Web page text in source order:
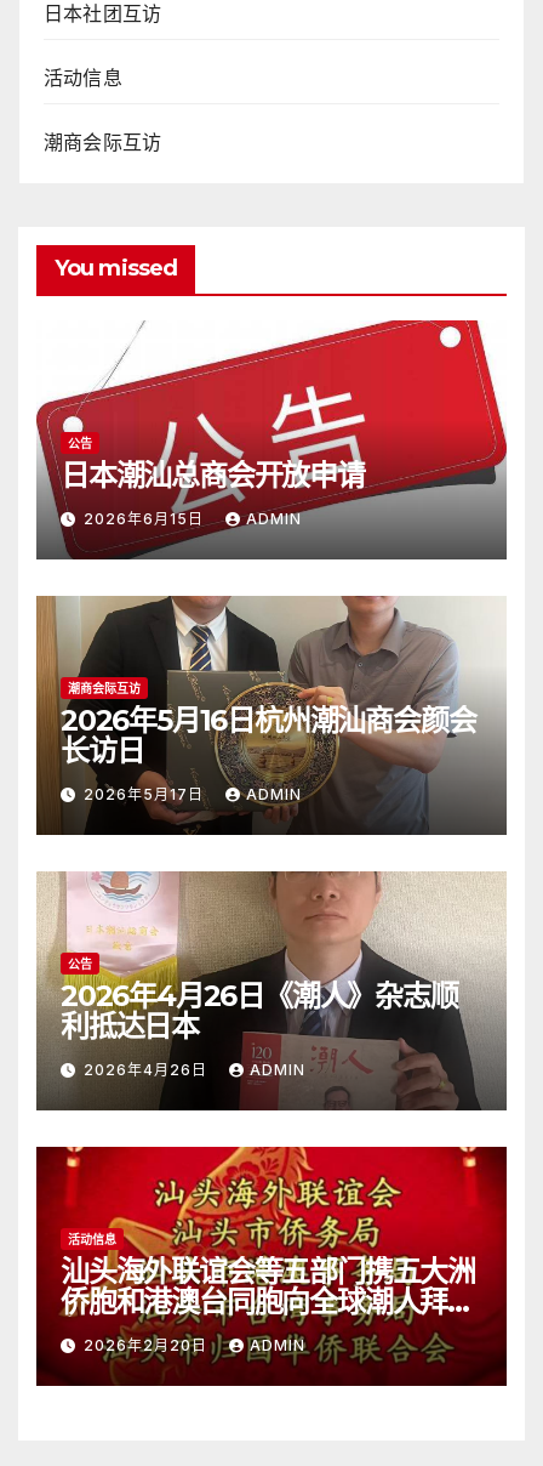
日本社团互访
活动信息
潮商会际互访
You missed
公告
日本潮汕总商会开放申请
2026年6月15日 ADMIN
潮商会际互访
2026年5月16日杭州潮汕商会颜会
长访日
2026年5月17日 ADMIN
公告
2026年4月26日《潮人》杂志顺
利抵达日本
2026年4月26日 ADMIN
活动信息
汕头海外联谊会等五部门携五大洲
侨胞和港澳台同胞向全球潮人拜
年！
2026年2月20日 ADMIN